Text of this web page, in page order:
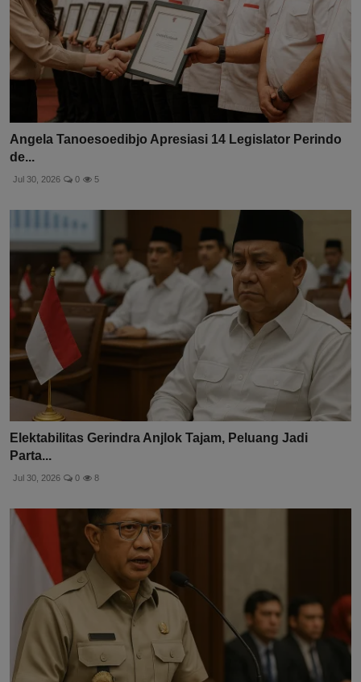
Angela Tanoesoedibjo Apresiasi 14 Legislator Perindo
de...
Jul 30, 2026 0 5
Elektabilitas Gerindra Anjlok Tajam, Peluang Jadi
Parta...
Jul 30, 2026 0 8